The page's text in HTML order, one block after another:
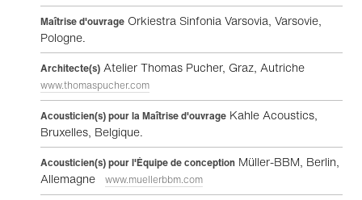
Maîtrise d'ouvrage Orkiestra Sinfonia Varsovia, Varsovie,
Pologne.
Architecte(s) Atelier Thomas Pucher, Graz, Autriche
www.thomaspucher.com
Acousticien(s) pour la Maîtrise d'ouvrage Kahle Acoustics,
Bruxelles, Belgique.
Acousticien(s) pour l'Équipe de conception Müller-BBM, Berlin,
Allemagne
www.muellerbbm.com